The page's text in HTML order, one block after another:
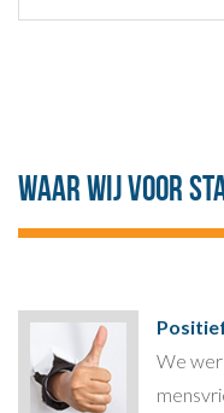
Waar wij voor
We